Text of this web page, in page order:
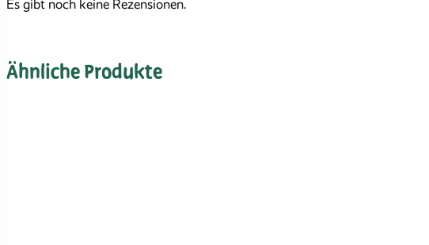
Es gibt noch keine Rezensionen.
Ähnliche Produkte